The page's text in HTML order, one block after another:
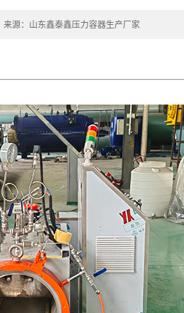
来源：山东鑫泰鑫压力容器生产厂家